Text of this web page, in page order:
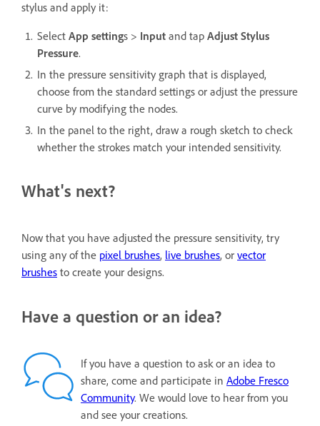
stylus and apply it:
Select App settings > Input and tap Adjust Stylus
Pressure.
In the pressure sensitivity graph that is displayed,
choose from the standard settings or adjust the pressure
curve by modifying the nodes.
In the panel to the right, draw a rough sketch to check
whether the strokes match your intended sensitivity.
What's next?
Now that you have adjusted the pressure sensitivity, try
using any of the pixel brushes, live brushes, or vector
brushes to create your designs.
Have a question or an idea?
If you have a question to ask or an idea to
share, come and participate in Adobe Fresco
Community. We would love to hear from you
and see your creations.